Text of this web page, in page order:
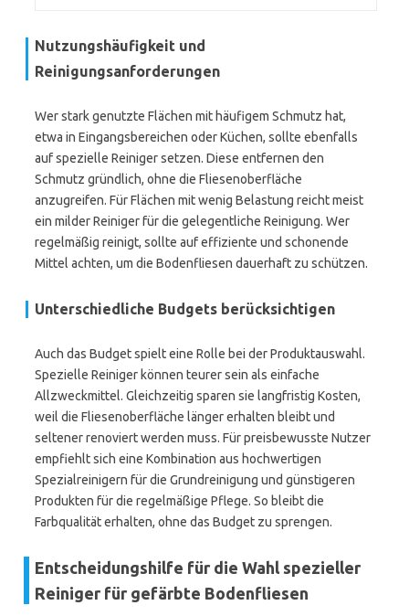
Nutzungshäufigkeit und
Reinigungsanforderungen
Wer stark genutzte Flächen mit häufigem Schmutz hat,
etwa in Eingangsbereichen oder Küchen, sollte ebenfalls
auf spezielle Reiniger setzen. Diese entfernen den
Schmutz gründlich, ohne die Fliesenoberfläche
anzugreifen. Für Flächen mit wenig Belastung reicht meist
ein milder Reiniger für die gelegentliche Reinigung. Wer
regelmäßig reinigt, sollte auf effiziente und schonende
Mittel achten, um die Bodenfliesen dauerhaft zu schützen.
Unterschiedliche Budgets berücksichtigen
Auch das Budget spielt eine Rolle bei der Produktauswahl.
Spezielle Reiniger können teurer sein als einfache
Allzweckmittel. Gleichzeitig sparen sie langfristig Kosten,
weil die Fliesenoberfläche länger erhalten bleibt und
seltener renoviert werden muss. Für preisbewusste Nutzer
empfiehlt sich eine Kombination aus hochwertigen
Spezialreinigern für die Grundreinigung und günstigeren
Produkten für die regelmäßige Pflege. So bleibt die
Farbqualität erhalten, ohne das Budget zu sprengen.
Entscheidungshilfe für die Wahl spezieller
Reiniger für gefärbte Bodenfliesen